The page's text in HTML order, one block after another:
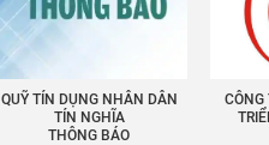
QUỸ TÍN DỤNG NHÂN DÂN
TÍN NGHĨA
THÔNG BÁO
CÔNG